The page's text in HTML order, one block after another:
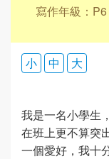
寫作年級：P6
小 中 大
我是一名小學生
在班上更不算突
一個愛好，我十